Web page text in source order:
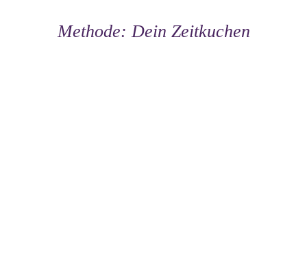
Methode: Dein Zeitkuchen